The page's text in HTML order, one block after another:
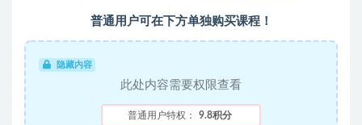
普通用户可在下方单独购买课程！
隐藏内容
此处内容需要权限查看
普通用户特权： 9.8积分